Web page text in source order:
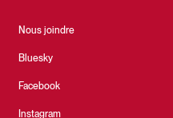
Nous joindre
Bluesky
Facebook
Instagram